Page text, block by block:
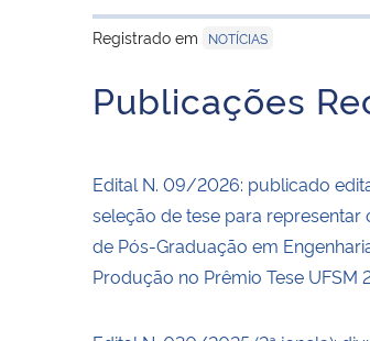
Registrado em
NOTÍCIAS
Publicações
Edital N. 09/2026: publicado
seleção de tese para representar
de Pós-Graduação em
Produção no Prêmio Tese UFSM